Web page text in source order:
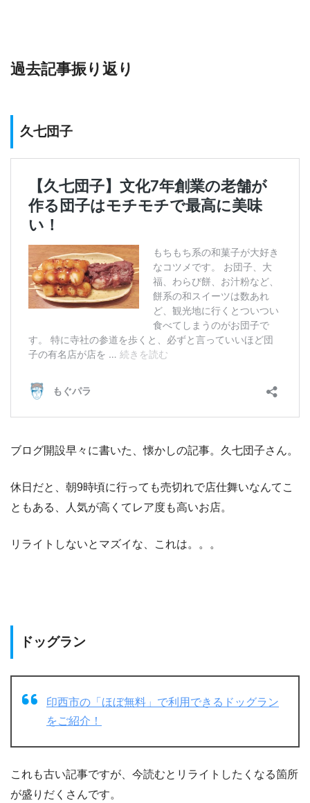
過去記事振り返り
久七団子
ブログ開設早々に書いた、懐かしの記事。久七団子さん。
休日だと、朝9時頃に行っても売切れで店仕舞いなんてこ
ともある、人気が高くてレア度も高いお店。
リライトしないとマズイな、これは。。。
ドッグラン
印西市の「ほぼ無料」で利用できるドッグラン
をご紹介！
これも古い記事ですが、今読むとリライトしたくなる箇所
が盛りだくさんです。